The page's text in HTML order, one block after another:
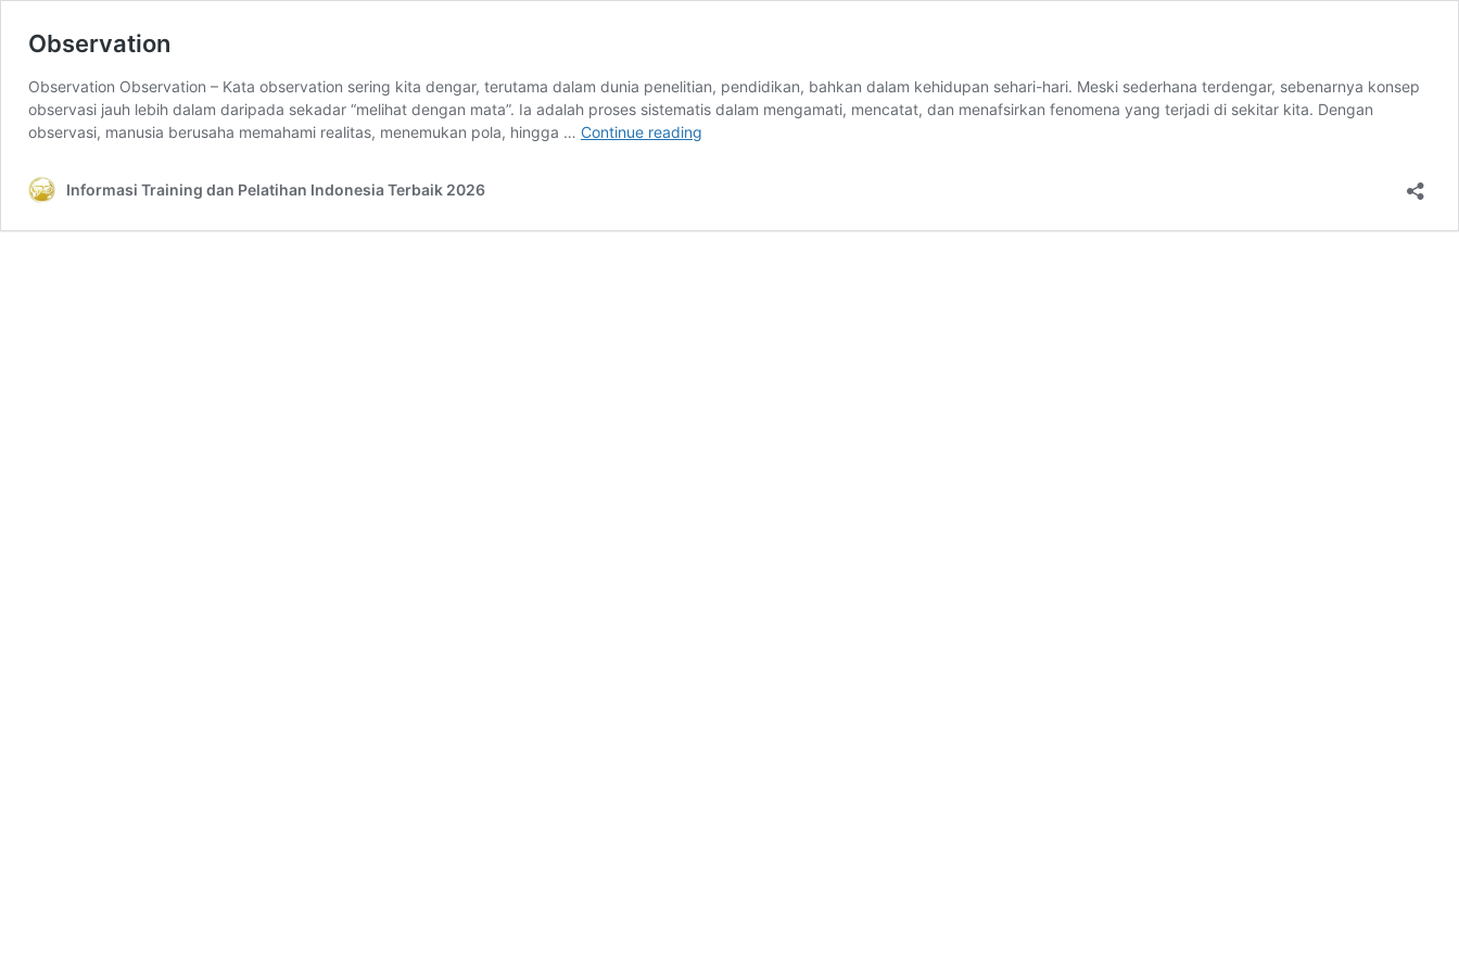
Observation
Observation Observation – Kata observation sering kita dengar, terutama dalam dunia penelitian, pendidikan, bahkan dalam kehidupan sehari-hari. Meski sederhana terdengar, sebenarnya konsep
observasi jauh lebih dalam daripada sekadar “melihat dengan mata”. Ia adalah proses sistematis dalam mengamati, mencatat, dan menafsirkan fenomena yang terjadi di sekitar kita. Dengan
observasi, manusia berusaha memahami realitas, menemukan pola, hingga … Continue reading
Informasi Training dan Pelatihan Indonesia Terbaik 2026